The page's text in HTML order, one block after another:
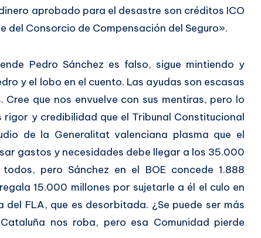
aprobado para el desastre son créditos ICO
del Consorcio de Compensación del Seguro».
Pedro Sánchez es falso, sigue mintiendo y
y el lobo en el cuento. Las ayudas son escasas
que nos envuelve con sus mentiras, pero lo
y credibilidad que el Tribunal Constitucional
de la Generalitat valenciana plasma que el
gastos y necesidades debe llegar a los 35.000
pero Sánchez en el BOE concede 1.888
15.000 millones por sujetarle a él el culo en
FLA, que es desorbitada. ¿Se puede ser más
nos roba, pero esa Comunidad pierde